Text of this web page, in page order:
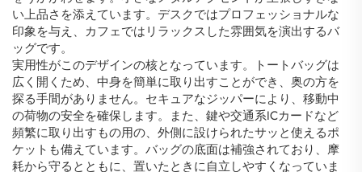
い上品さを添えています。デスクではプロフェッショナルな
印象を与え、カフェではリラックスした雰囲気を演出するバ
ッグです。
実用性がこのデザインの核となっています。トートバッグは
広く開くため、中身を簡単に取り出すことができ、奥の方を
探る手間がありません。セキュアなジッパーにより、移動中
の荷物の安全を確保します。また、鍵や交通系ICカードなど
頻繁に取り出すもの用の、外側に設けられたサッと使えるポ
ケットも備えています。バッグの底面は補強されており、摩
耗から守るとともに、置いたときに自立しやすくなっていま